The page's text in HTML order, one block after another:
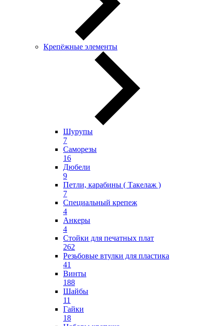
Крепёжные элементы
Шурупы
7
Саморезы
16
Дюбели
9
Петли, карабины ( Такелаж )
7
Специальный крепеж
4
Анкеры
4
Стойки для печатных плат
262
Резьбовые втулки для пластика
41
Винты
188
Шайбы
11
Гайки
18